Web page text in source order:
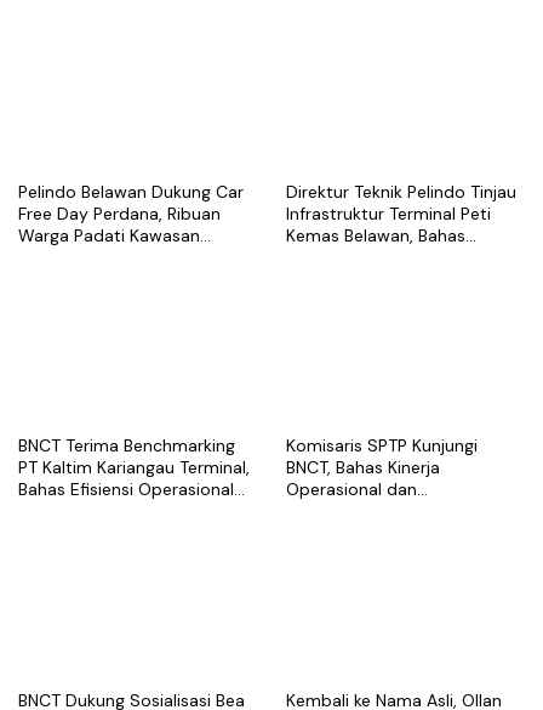
Pelindo Belawan Dukung Car
Free Day Perdana, Ribuan
Warga Padati Kawasan
Direktur Teknik Pelindo Tinjau
Infrastruktur Terminal Peti
Kemas Belawan, Bahas
BNCT Terima Benchmarking
PT Kaltim Kariangau Terminal,
Bahas Efisiensi Operasional
Komisaris SPTP Kunjungi
BNCT, Bahas Kinerja
Operasional dan
BNCT Dukung Sosialisasi Bea Kembali ke Nama Asli, Ollan